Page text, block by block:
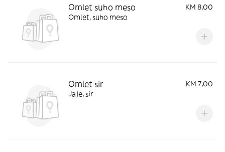
Omlet suho meso
KM 8,00
Omlet, suho meso
Omlet sir
KM 7,00
Jaje, sir